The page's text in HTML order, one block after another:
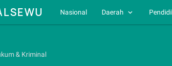
Nasional Daerah
& Kriminal